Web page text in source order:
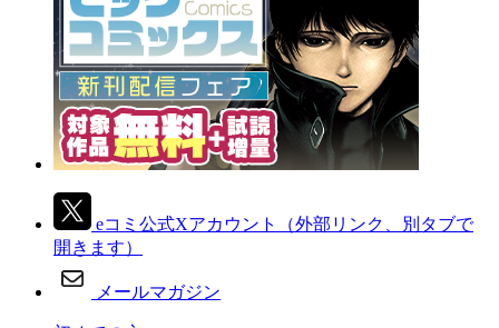
eコミ公式Xアカウント
（外部リンク、別タブで
開きます）
メールマガジン